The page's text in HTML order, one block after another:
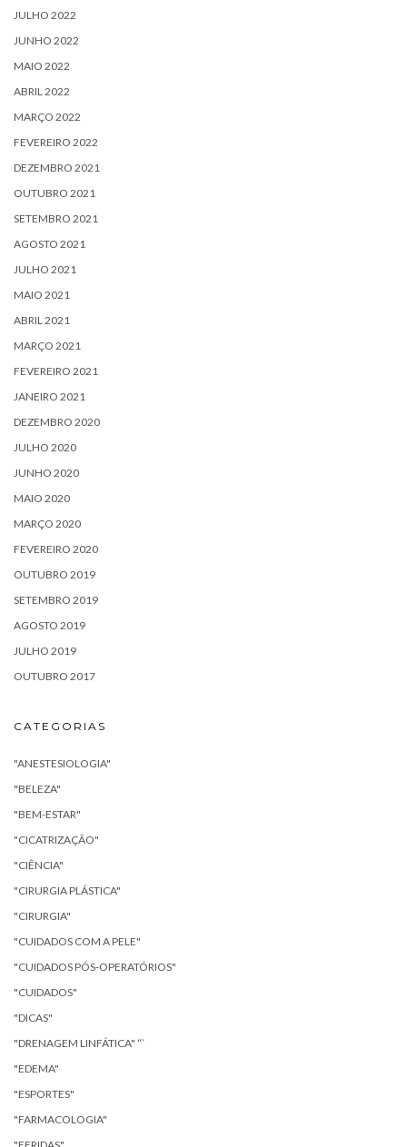
JULHO 2022
JUNHO 2022
MAIO 2022
ABRIL 2022
MARÇO 2022
FEVEREIRO 2022
DEZEMBRO 2021
OUTUBRO 2021
SETEMBRO 2021
AGOSTO 2021
JULHO 2021
MAIO 2021
ABRIL 2021
MARÇO 2021
FEVEREIRO 2021
JANEIRO 2021
DEZEMBRO 2020
JULHO 2020
JUNHO 2020
MAIO 2020
MARÇO 2020
FEVEREIRO 2020
OUTUBRO 2019
SETEMBRO 2019
AGOSTO 2019
JULHO 2019
OUTUBRO 2017
CATEGORIAS
"ANESTESIOLOGIA"
"BELEZA"
"BEM-ESTAR"
"CICATRIZAÇÃO"
"CIÊNCIA"
"CIRURGIA PLÁSTICA"
"CIRURGIA"
"CUIDADOS COM A PELE"
"CUIDADOS PÓS-OPERATÓRIOS"
"CUIDADOS"
"DICAS"
"DRENAGEM LINFÁTICA" “`
"EDEMA"
"ESPORTES"
"FARMACOLOGIA"